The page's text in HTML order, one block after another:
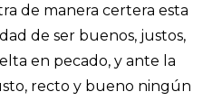
de manera certera esta
de ser buenos, justos,
en pecado, y ante la
recto y bueno ningún